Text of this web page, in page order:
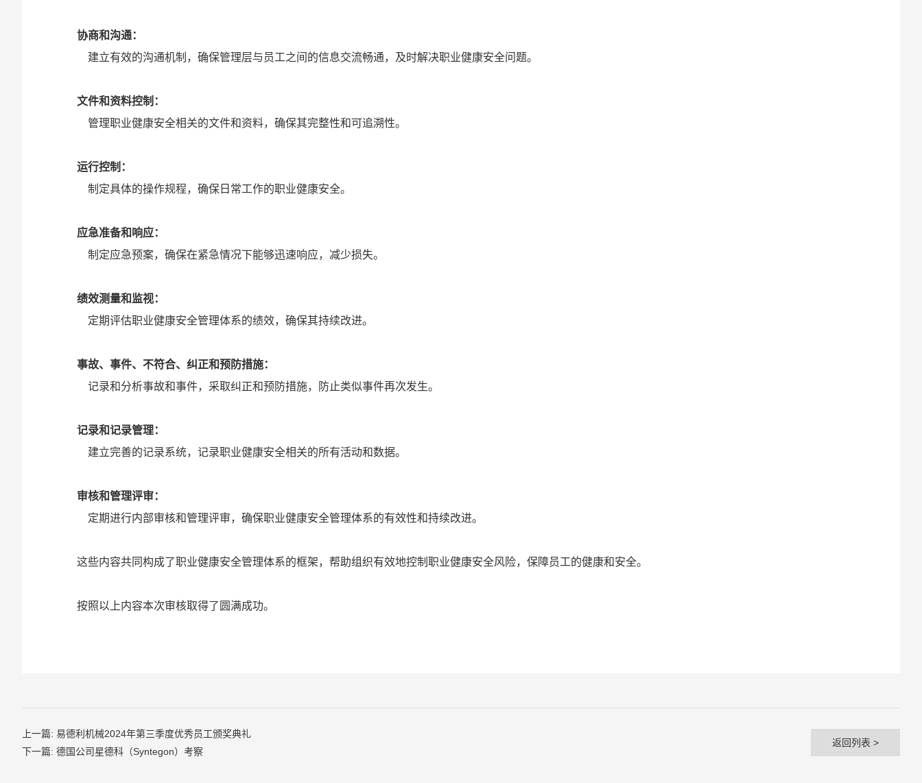
‌协商和沟通‌：
建立有效的沟通机制，确保管理层与员工之间的信息交流畅通，及时解决职业健康安全问题。
‌文件和资料控制‌：
管理职业健康安全相关的文件和资料，确保其完整性和可追溯性‌。
‌运行控制‌：
制定具体的操作规程，确保日常工作的职业健康安全‌。
‌应急准备和响应‌：
制定应急预案，确保在紧急情况下能够迅速响应，减少损失‌。
‌绩效测量和监视‌：
定期评估职业健康安全管理体系的绩效，确保其持续改进‌。
‌事故、事件、不符合、纠正和预防措施‌：
记录和分析事故和事件，采取纠正和预防措施，防止类似事件再次发生‌。
‌记录和记录管理‌：
建立完善的记录系统，记录职业健康安全相关的所有活动和数据‌。
‌审核和管理评审‌：
定期进行内部审核和管理评审，确保职业健康安全管理体系的有效性和持续改进‌。
这些内容共同构成了职业健康安全管理体系的框架，帮助组织有效地控制职业健康安全风险，保障员工的健康和安全。
按照以上内容本次审核取得了圆满成功。
上一篇: 易德利机械2024年第三季度优秀员工颁奖典礼
下一篇: 德国公司星德科（Syntegon）考察
返回列表 >